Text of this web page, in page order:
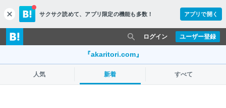
c
l
o
s
サクサク読めて、 アプリ限定の機能も多数！ アプリで開く
ユーザー登録
ログイン
『akaritori.com』
人気 新着 すべて